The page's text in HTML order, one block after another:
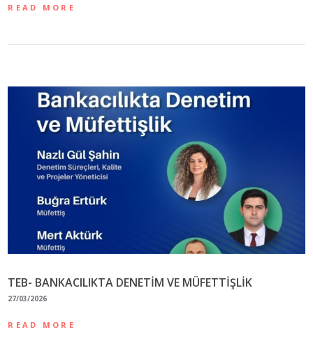
READ MORE
TEB- BANKACILIKTA DENETİM VE MÜFETTİŞLİK
27/03/2026
READ MORE